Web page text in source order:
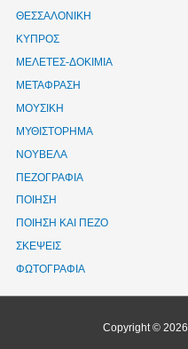
ΘΕΣΣΑΛΟΝΙΚΗ
ΚΥΠΡΟΣ
ΜΕΛΕΤΕΣ-ΔΟΚΙΜΙΑ
ΜΕΤΑΦΡΑΣΗ
ΜΟΥΣΙΚΗ
ΜΥΘΙΣΤΟΡΗΜΑ
ΝΟΥΒΕΛΑ
ΠΕΖΟΓΡΑΦΙΑ
ΠΟΙΗΣΗ
ΠΟΙΗΣΗ ΚΑΙ ΠΕΖΟ
ΣΚΕΨΕΙΣ
ΦΩΤΟΓΡΑΦΙΑ
Copyright © 2026